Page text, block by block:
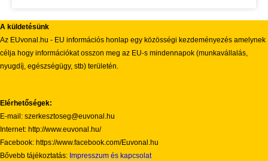
A küldetésünk
Az EUvonal.hu - EU információs honlap egy közösségi kezdeményezés amelynek
célja hogy információkat osszon meg az EU-s mindennapok (munkavállalás,
nyugdíj, egészségügy, stb) területén.
Elérhetőségek:
E-mail: szerkesztoseg@euvonal.hu
Internet: http://www.euvonal.hu/
Facebook: https://www.facebook.com/Euvonal.hu
Bővebb tájékoztatás: Impresszum és kapcsolat